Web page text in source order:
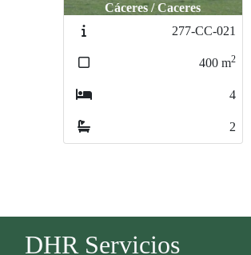
Cáceres / Caceres
293-CC-033
500000m2
0
0
DHR Servicios